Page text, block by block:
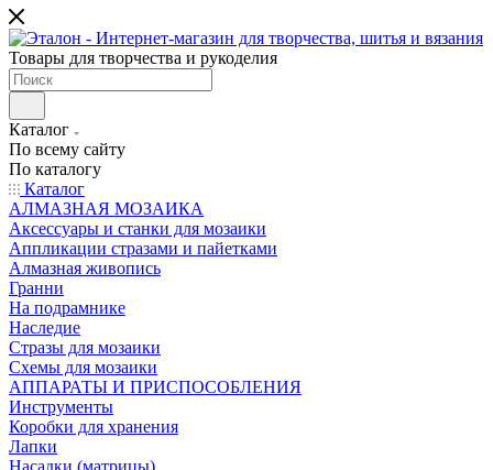
Товары для творчества и рукоделия
Каталог
По всему сайту
По каталогу
Каталог
АЛМАЗНАЯ МОЗАИКА
Аксессуары и станки для мозаики
Аппликации стразами и пайетками
Алмазная живопись
Гранни
На подрамнике
Наследие
Стразы для мозаики
Схемы для мозаики
АППАРАТЫ И ПРИСПОСОБЛЕНИЯ
Инструменты
Коробки для хранения
Лапки
Насадки (матрицы)